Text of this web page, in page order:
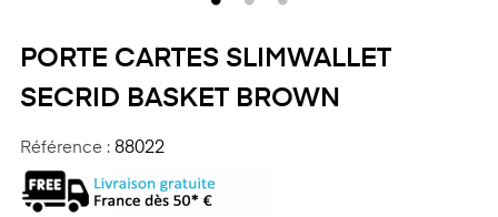
PORTE CARTES SLIMWALLET
SECRID BASKET BROWN
Référence : 88022